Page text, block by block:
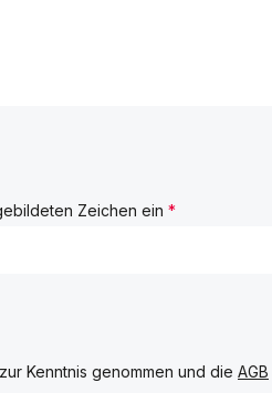
Zeichen ein *
zur Kenntnis genommen und die AGB